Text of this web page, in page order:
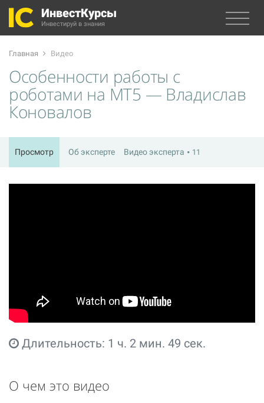
ИнвестКурсы
Инвестируй в знания
Главная Видео
Особенности работы с
роботами на МТ5 — Владислав
Коновалов
Просмотр Об эксперте Видео эксперта 11
Длительность: 1 ч. 2 мин. 49 сек.
О чем это видео